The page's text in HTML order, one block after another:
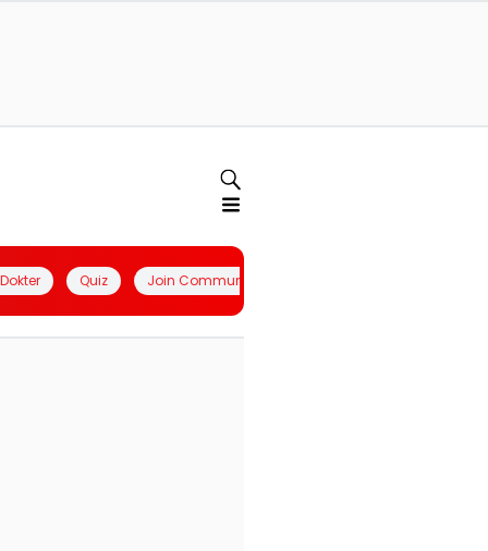
Quiz Join Community